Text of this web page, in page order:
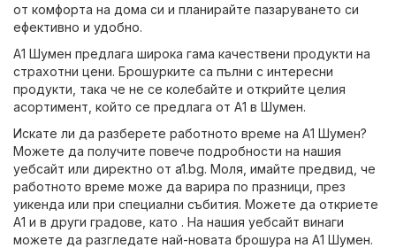
от комфорта на дома си и планирайте пазаруването си
ефективно и удобно.
A1 Шумен предлага широка гама качествени продукти на
страхотни цени. Брошурките са пълни с интересни
продукти, така че не се колебайте и открийте целия
асортимент, който се предлага от A1 в Шумен.
Искате ли да разберете работното време на A1 Шумен?
Можете да получите повече подробности на нашия
уебсайт или директно от a1.bg. Моля, имайте предвид, че
работното време може да варира по празници, през
уикенда или при специални събития. Можете да откриете
A1 и в други градове, като . На нашия уебсайт винаги
можете да разгледате най-новата брошура на A1 Шумен.